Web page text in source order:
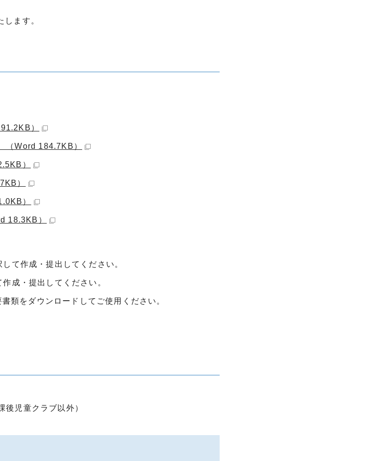
ます。
）
（Word 184.7KB）
）
）
）
18.3KB）
て作成・提出してください。
成・提出してください。
類をダウンロードしてご使用ください。
児童クラブ以外）